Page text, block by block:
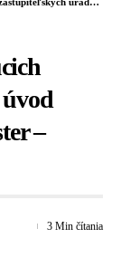
–
3 Min čítania